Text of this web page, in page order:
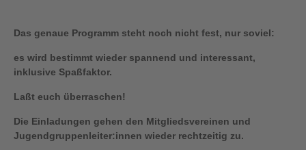
Das genaue Programm steht noch nicht fest, nur soviel:
es wird bestimmt wieder spannend und interessant,
inklusive Spaßfaktor.
Laßt euch überraschen!
Die Einladungen gehen den Mitgliedsvereinen und
Jugendgruppenleiter:innen wieder rechtzeitig zu.